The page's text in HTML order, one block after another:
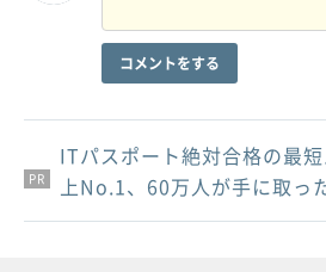
コメントをする
PR
PR
PR
ITパスポート絶対合格の最
上No.1、60万人が手に取っ